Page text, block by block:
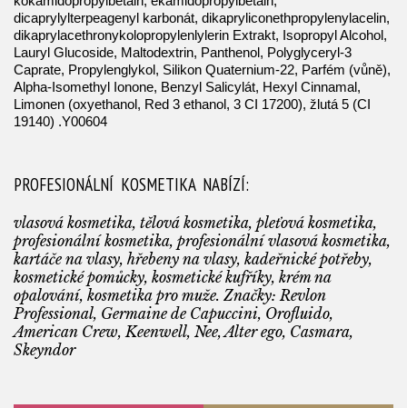
dicaprylylterpeagenyl karbonát, dikapryliconethpropylenylacelin,
dikaprylacethronykolopropylenlylerin Extrakt, Isopropyl Alcohol,
Lauryl Glucoside, Maltodextrin, Panthenol, Polyglyceryl-3
Caprate, Propylenglykol, Silikon Quaternium-22, Parfém (vůně),
Alpha-Isomethyl Ionone, Benzyl Salicylát, Hexyl Cinnamal,
Limonen (oxyethanol, Red 3 ethanol, 3 CI 17200), žlutá 5 (CI
19140) .Y00604
PROFESIONÁLNÍ KOSMETIKA NABÍZÍ:
vlasová kosmetika, tělová kosmetika, pleťová kosmetika,
profesionální kosmetika, profesionální vlasová kosmetika,
kartáče na vlasy, hřebeny na vlasy, kadeřnické potřeby,
kosmetické pomůcky, kosmetické kufříky, krém na
opalování, kosmetika pro muže. Značky: Revlon
Professional, Germaine de Capuccini, Orofluido,
American Crew, Keenwell, Nee, Alter ego, Casmara,
Skeyndor